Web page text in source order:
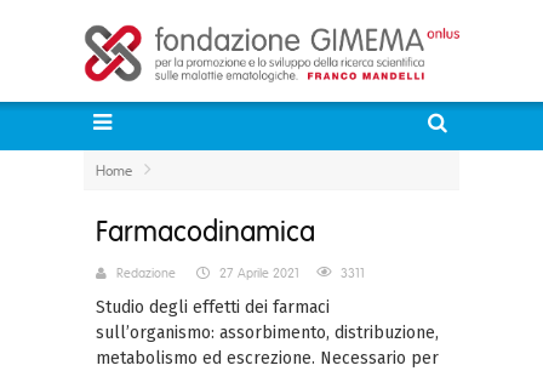
Home
Farmacodinamica
Redazione 27 Aprile 2021 3311
Studio degli effetti dei farmaci
sull’organismo: assorbimento, distribuzione,
metabolismo ed escrezione. Necessario per